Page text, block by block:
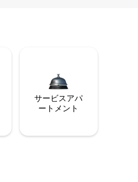
サービスアパ
ートメント